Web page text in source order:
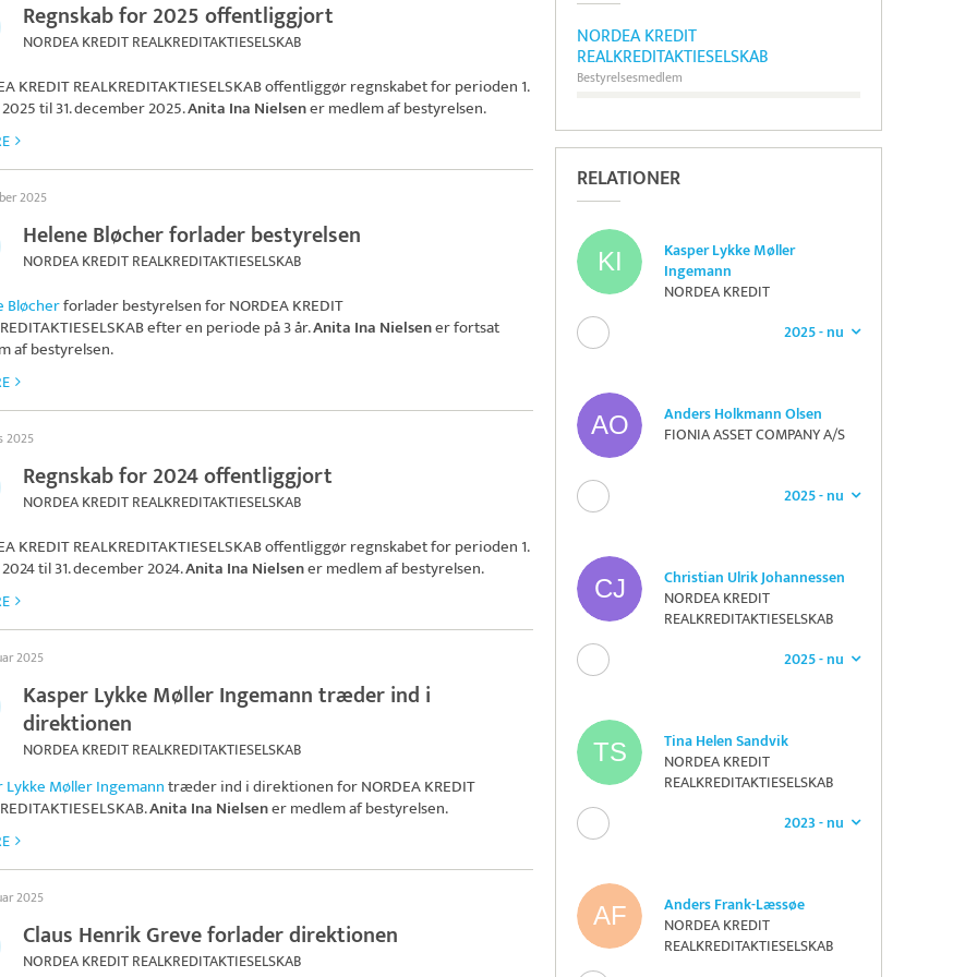
NORDEA KREDIT
REALKREDITAKTIESELSKAB
Bestyrelsesmedlem
RELATIONER
Kasper Lykke Møller
Ingemann
NORDEA KREDIT
2025 - nu
Anders Holkmann Olsen
FIONIA ASSET COMPANY A/S
2025 - nu
Christian Ulrik Johannessen
NORDEA KREDIT
REALKREDITAKTIESELSKAB
2025 - nu
Tina Helen Sandvik
NORDEA KREDIT
REALKREDITAKTIESELSKAB
2023 - nu
Anders Frank-Læssøe
NORDEA KREDIT
REALKREDITAKTIESELSKAB
Regnskab for 2025 offentliggjort
NORDEA KREDIT REALKREDITAKTIESELSKAB
KREDIT REALKREDITAKTIESELSKABoffentliggør regnskabet for perioden 1.
til 31. december 2025.Anita Ina Nielsener medlem af bestyrelsen.
2025
Helene Bløcher forlader bestyrelsen
NORDEA KREDIT REALKREDITAKTIESELSKAB
Bløcherforlader bestyrelsen forNORDEA KREDIT
efter en periode på 3 år.Anita Ina Nielsener fortsat
af bestyrelsen.
2025
Regnskab for 2024 offentliggjort
NORDEA KREDIT REALKREDITAKTIESELSKAB
KREDIT REALKREDITAKTIESELSKABoffentliggør regnskabet for perioden 1.
til 31. december 2024.Anita Ina Nielsener medlem af bestyrelsen.
2025
Kasper Lykke Møller Ingemann træder ind i
direktionen
NORDEA KREDIT REALKREDITAKTIESELSKAB
Lykke Møller Ingemanntræder ind i direktionen forNORDEA KREDIT
.Anita Ina Nielsener medlem af bestyrelsen.
2025
Claus Henrik Greve forlader direktionen
NORDEA KREDIT REALKREDITAKTIESELSKAB